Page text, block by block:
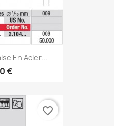
En Acier...
€
favorite_border